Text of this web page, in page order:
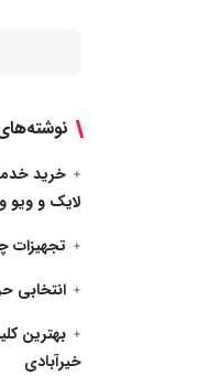
خرید
لایک و ویو
تجهیزات
انتخابی
بهترین
خیرآبادی